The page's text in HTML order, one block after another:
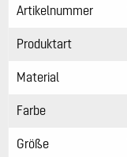
Artikelnummer
Produktart
Material
Farbe
Größe